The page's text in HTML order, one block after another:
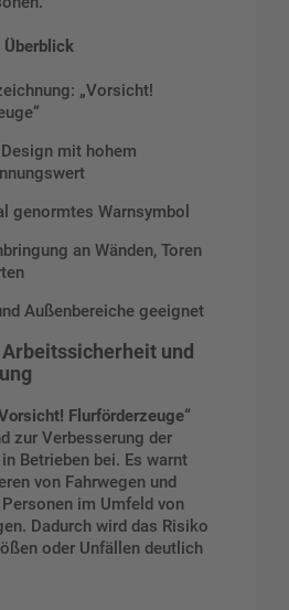
Überblick
„Vorsicht!
mit hohem
genormtes Warnsymbol
an Wänden, Toren
Außenbereiche geeignet
und
Flurförderzeuge“
zur Verbesserung der
Betrieben bei. Es warnt
von Fahrwegen und
im Umfeld von
Dadurch wird das Risiko
oder Unfällen deutlich